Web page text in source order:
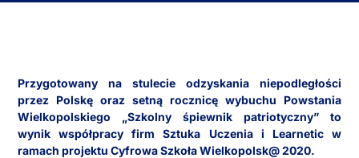
Przygotowany na stulecie odzyskania niepodległości
przez Polskę oraz setną rocznicę wybuchu Powstania
Wielkopolskiego „Szkolny śpiewnik patriotyczny” to
wynik współpracy firm Sztuka Uczenia i Learnetic w
ramach projektu Cyfrowa Szkoła Wielkopolsk@ 2020.